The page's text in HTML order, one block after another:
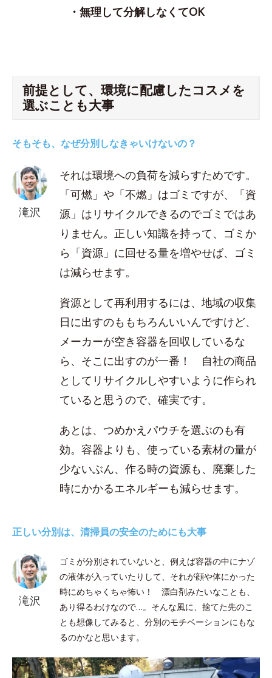
・無理して分解しなくてOK
前提として、環境に配慮したコスメを
選ぶことも大事
そもそも、なぜ分別しなきゃいけないの？
滝沢
それは環境への負荷を減らすためです。
「可燃」や「不燃」はゴミですが、「資
源」はリサイクルできるのでゴミではあ
りません。正しい知識を持って、ゴミか
ら「資源」に回せる量を増やせば、ゴミ
は減らせます。
資源として再利用するには、地域の収集
日に出すのももちろんいいんですけど、
メーカーが空き容器を回収しているな
ら、そこに出すのが一番！ 自社の商品
としてリサイクルしやすいように作られ
ていると思うので、確実です。
あとは、つめかえパウチを選ぶのも有
効。容器よりも、使っている素材の量が
少ないぶん、作る時の資源も、廃棄した
時にかかるエネルギーも減らせます。
正しい分別は、清掃員の安全のためにも大事
滝沢
ゴミが分別されていないと、例えば容器の中にナゾ
の液体が入っていたりして、それが顔や体にかった
時にめちゃくちゃ怖い！ 漂白剤みたいなことも、
あり得るわけなので…。そんな風に、捨てた先のこ
とも想像してみると、分別のモチベーションにもな
るのかなと思います。